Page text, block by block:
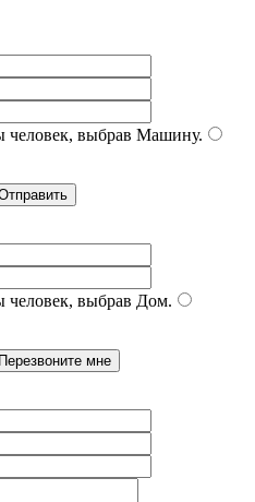
человек, выбрав Машину.
человек, выбрав Дом.